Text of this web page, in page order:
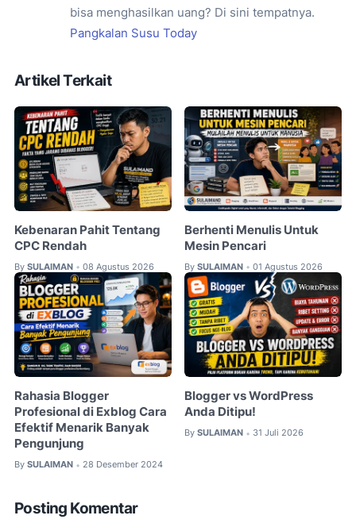
bisa menghasilkan uang? Di sini tempatnya.
Pangkalan Susu Today
Artikel Terkait
Kebenaran Pahit Tentang
CPC Rendah
By SULAIMAN • 08 Agustus 2026
Berhenti Menulis Untuk
Mesin Pencari
By SULAIMAN • 01 Agustus 2026
Rahasia Blogger
Profesional di Exblog Cara
Efektif Menarik Banyak
Pengunjung
By SULAIMAN • 28 Desember 2024
Blogger vs WordPress
Anda Ditipu!
By SULAIMAN • 31 Juli 2026
Posting Komentar